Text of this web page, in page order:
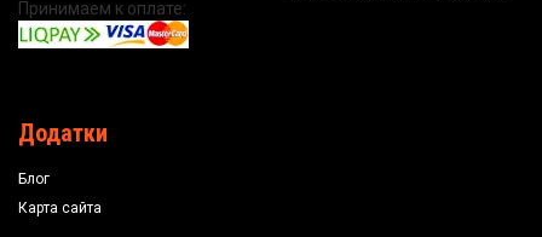
Принимаем к оплате:
Додатки
Блог
Карта сайта